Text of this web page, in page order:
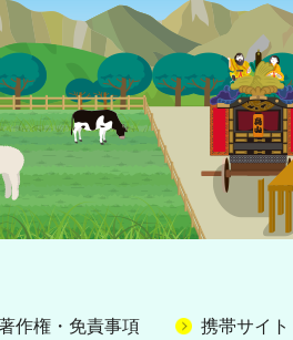
作権・免責事項 携帯サイト